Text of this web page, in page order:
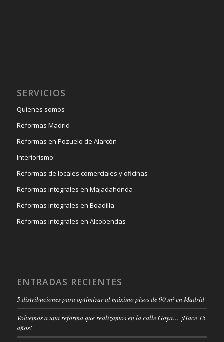
SERVICIOS
Quienes somos
Reformas Madrid
Reformas en Pozuelo de Alarcón
Interiorismo
Reformas de locales comerciales y oficinas
Reformas integrales en Majadahonda
Reformas integrales en Boadilla
Reformas integrales en Alcobendas
ENTRADAS RECIENTES
5 distribuciones para optimizar al máximo pisos de 90 m² en Madrid
Volvemos a una reforma que realizamos en la calle Goya… ¡Hace 15
años!